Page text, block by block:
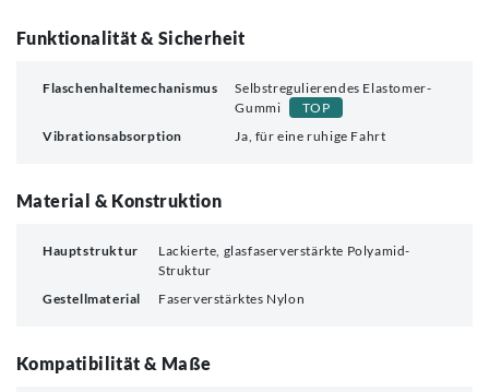
Funktionalität & Sicherheit
Flaschenhaltemechanismus
Selbstregulierendes Elastomer-
Gummi
TOP
Vibrationsabsorption
Ja, für eine ruhige Fahrt
Material & Konstruktion
Hauptstruktur
Lackierte, glasfaserverstärkte Polyamid-
Struktur
Gestellmaterial
Faserverstärktes Nylon
Kompatibilität & Maße